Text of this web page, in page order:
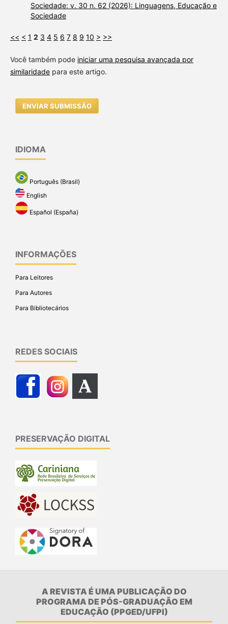
Sociedade: v. 30 n. 62 (2026): Linguagens, Educação e
Sociedade
<< < 1 2 3 4 5 6 7 8 9 10 > >>
Você também pode iniciar uma pesquisa avançada por
similaridadepara este artigo.
ENVIAR SUBMISSÃO
IDIOMA
Português (Brasil)
English
Español (España)
INFORMAÇÕES
Para Leitores
Para Autores
Para Bibliotecários
REDES SOCIAIS
PRESERVAÇÃO DIGITAL
A REVISTA É UMA PUBLICAÇÃO DO
PROGRAMA DE PÓS-GRADUAÇÃO EM
EDUCAÇÃO (PPGED/UFPI)